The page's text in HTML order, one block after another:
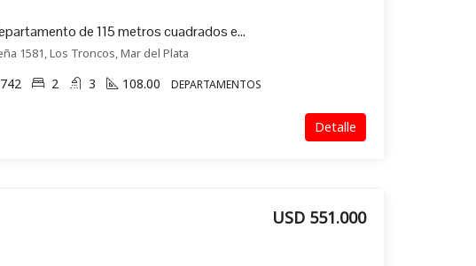
Exclusivo departamento de 115 metros cuadrados en venta en Los Troncos (604)
1581, Los Troncos, Mar del Plata
2 3 108.00 DEPARTAMENTOS
Detalle
USD 551.000